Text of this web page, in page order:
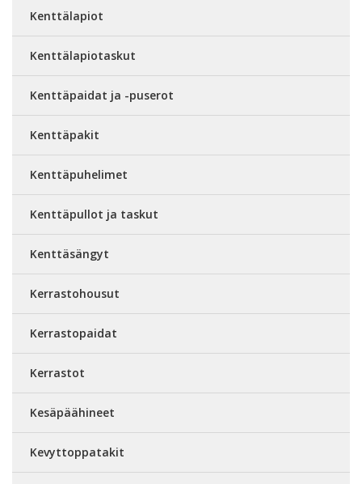
Kenttälapiot
Kenttälapiotaskut
Kenttäpaidat ja -puserot
Kenttäpakit
Kenttäpuhelimet
Kenttäpullot ja taskut
Kenttäsängyt
Kerrastohousut
Kerrastopaidat
Kerrastot
Kesäpäähineet
Kevyttoppatakit